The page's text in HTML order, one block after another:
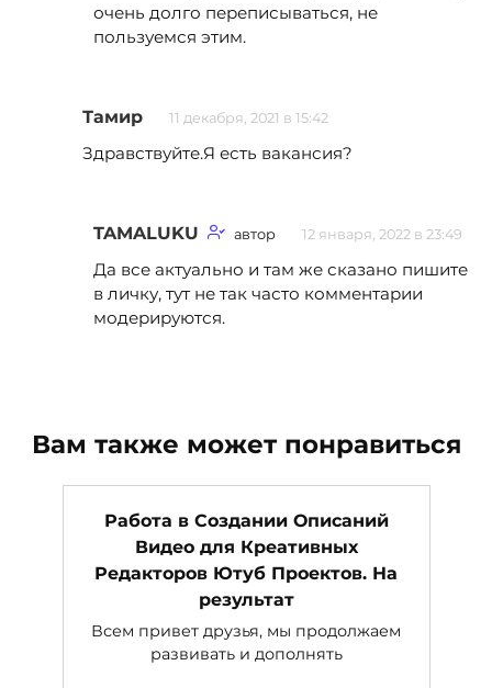
очень долго переписываться, не
пользуемся этим.
Тамир 11 декабря, 2021 в 15:42
Здравствуйте.Я есть вакансия?
TAMALUKU автор 12 января, 2022 в 23:49
Да все актуально и там же сказано пишите
в личку, тут не так часто комментарии
модерируются.
Вам также может понравиться
Работа в Создании Описаний
Видео для Креативных
Редакторов Ютуб Проектов. На
результат
Всем привет друзья, мы продолжаем
развивать и дополнять